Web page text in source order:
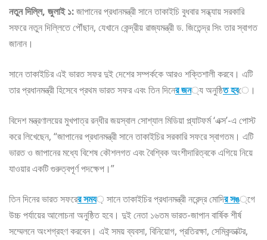
নতুন দিল্লি, জুলাই ১:জাপানের প্রধানমন্ত্রী সানে তাকাইচি বুধবার সন্ধ্যায় সরকারি
সফরে নতুন দিল্লিতে পৌঁছান, যেখানে কেন্দ্রীয় রাজ্যমন্ত্রী ড. জিতেন্দ্র সিং তার স্বাগত
জানান।
সানে তাকাইচির এই ভারত সফর দুই দেশের সম্পর্ককে আরও শক্তিশালী করবে। এটি
তার প্রধানমন্ত্রী হিসেবে প্রথম ভারত সফর এবং তিন দিনের জন্য অনুষ্ঠিত হবে।
বিদেশ মন্ত্রণালয়ের মুখপাত্র রন্ধীর জয়স্বাল সোশ্যাল মিডিয়া প্ল্যাটফর্ম ‘এক্স’-এ পোস্ট
করে লিখেছেন, “জাপানের প্রধানমন্ত্রী সানে তাকাইচির সরকারি সফরে স্বাগতম। এটি
ভারত ও জাপানের মধ্যে বিশেষ কৌশলগত এবং বৈশ্বিক অংশীদারিত্বকে এগিয়ে নিয়ে
যাওয়ার একটি গুরুত্বপূর্ণ পদক্ষেপ।”
তিন দিনের ভারত সফরের সময় সানে তাকাইচির প্রধানমন্ত্রী নরেন্দ্র মোদির সঙ্গে
উচ্চ পর্যায়ের আলোচনা অনুষ্ঠিত হবে। দুই নেতা ১৬তম ভারত-জাপান বার্ষিক শীর্ষ
সম্মেলনে অংশগ্রহণ করবেন। এই সময় ব্যবসা, বিনিয়োগ, প্রতিরক্ষা, সেমিকন্ডাক্টর,